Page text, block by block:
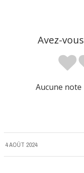
Avez-
Aucune
4 AOÛT 2024